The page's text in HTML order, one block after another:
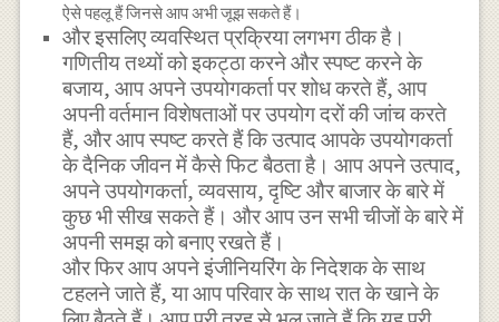
ऐसे पहलू हैं जिनसे आप अभी जूझ सकते हैं।
और इसलिए व्यवस्थित प्रक्रिया लगभग ठीक है।
गणितीय तथ्यों को इकट्ठा करने और स्पष्ट करने के
बजाय, आप अपने उपयोगकर्ता पर शोध करते हैं, आप
अपनी वर्तमान विशेषताओं पर उपयोग दरों की जांच करते
हैं, और आप स्पष्ट करते हैं कि उत्पाद आपके उपयोगकर्ता
के दैनिक जीवन में कैसे फिट बैठता है। आप अपने उत्पाद,
अपने उपयोगकर्ता, व्यवसाय, दृष्टि और बाजार के बारे में
कुछ भी सीख सकते हैं। और आप उन सभी चीजों के बारे में
अपनी समझ को बनाए रखते हैं।
और फिर आप अपने इंजीनियरिंग के निदेशक के साथ
टहलने जाते हैं, या आप परिवार के साथ रात के खाने के